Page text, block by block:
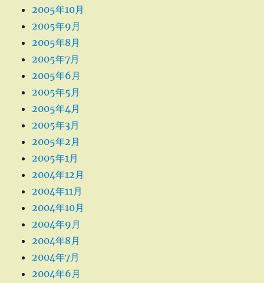
2005年10月
2005年9月
2005年8月
2005年7月
2005年6月
2005年5月
2005年4月
2005年3月
2005年2月
2005年1月
2004年12月
2004年11月
2004年10月
2004年9月
2004年8月
2004年7月
2004年6月